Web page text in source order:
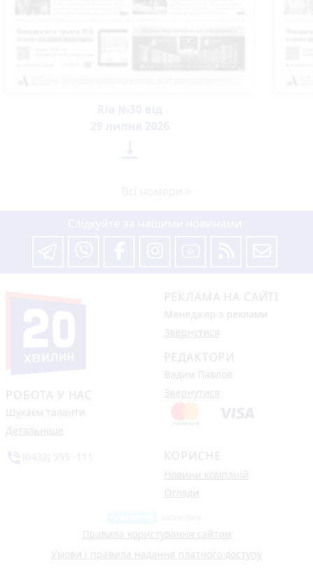
РОБОТА У НАС
Шукаєм таланти
Детальніше
РЕКЛАМА НА САЙТІ
Менеджер з реклами
Звернутися
РЕДАКТОРИ
Вадим Павлов
Звернутися
КОРИСНЕ
Новини компаній
Огляди
Правила користування сайтом
Умови і правила надання платного доступу